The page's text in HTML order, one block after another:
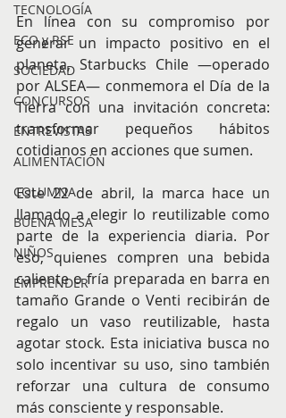
TECNOLOGÍA
ECO y RSE
SOCIEDAD
CONCURSOS
ENTREVISTAS
ALIMENTACIÓN
COLUMNA
BUENA MESA
NIÑOS
EMPRENDER
En línea con su compromiso por
generar un impacto positivo en el
planeta, Starbucks Chile —operado
por ALSEA— conmemora el Día de la
Tierra con una invitación concreta:
transformar pequeños hábitos
cotidianos en acciones que sumen.
Este 22 de abril, la marca hace un
llamado a elegir lo reutilizable como
parte de la experiencia diaria. Por
eso, quienes compren una bebida
caliente o fría preparada en barra en
tamaño Grande o Venti recibirán de
regalo un vaso reutilizable, hasta
agotar stock. Esta iniciativa busca no
solo incentivar su uso, sino también
reforzar una cultura de consumo
más consciente y responsable.